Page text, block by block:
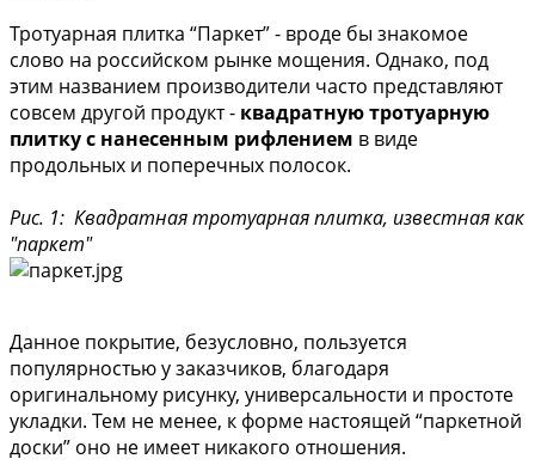
Тротуарная плитка “Паркет” - вроде бы знакомое
слово на российском рынке мощения. Однако, под
этим названием производители часто представляют
совсем другой продукт - квадратную тротуарную
плитку с нанесенным рифлением в виде
продольных и поперечных полосок.
Рис. 1: Квадратная тротуарная плитка, известная как
"паркет"
Данное покрытие, безусловно, пользуется
популярностью у заказчиков, благодаря
оригинальному рисунку, универсальности и простоте
укладки. Тем не менее, к форме настоящей “паркетной
доски” оно не имеет никакого отношения.